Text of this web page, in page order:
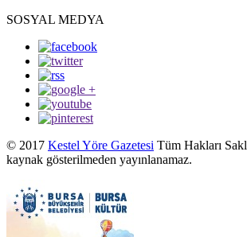
SOSYAL MEDYA
© 2017 Kestel Yöre Gazetesi Tüm Hakları
kaynak gösterilmeden yayınlanamaz.